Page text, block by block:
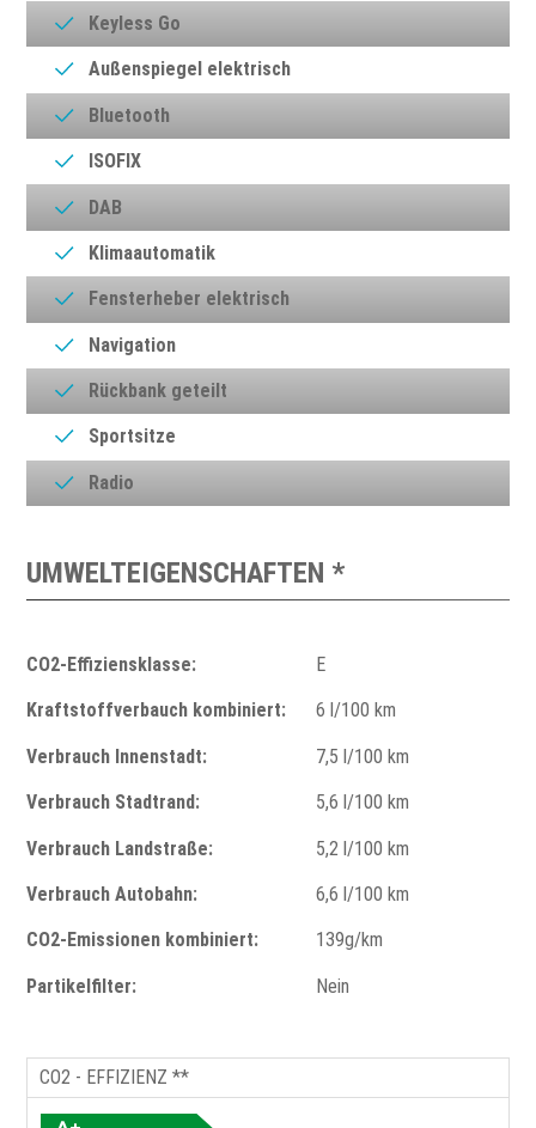
Keyless Go
Außenspiegel elektrisch
Bluetooth
ISOFIX
DAB
Klimaautomatik
Fensterheber elektrisch
Navigation
Rückbank geteilt
Sportsitze
Radio
UMWELTEIGENSCHAFTEN *
CO2-Effiziensklasse: E
Kraftstoffverbauch kombiniert: 6 l/100 km
Verbrauch Innenstadt: 7,5 l/100 km
Verbrauch Stadtrand: 5,6 l/100 km
Verbrauch Landstraße: 5,2 l/100 km
Verbrauch Autobahn: 6,6 l/100 km
CO2-Emissionen kombiniert: 139g/km
Partikelfilter: Nein
CO2 - EFFIZIENZ **